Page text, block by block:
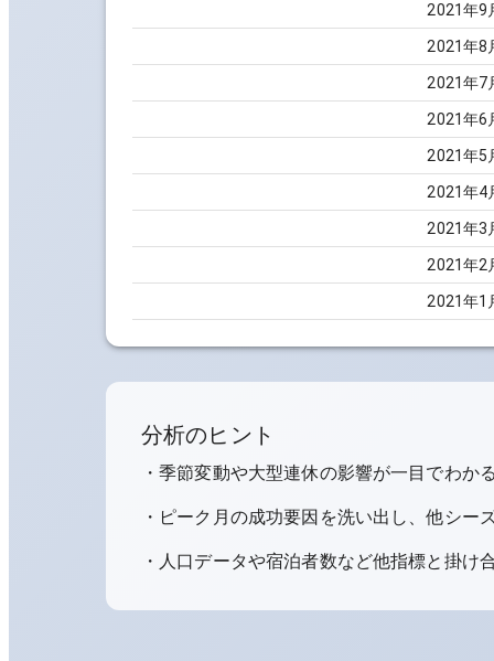
2021年9
2021年8
2021年7
2021年6
2021年5
2021年4
2021年3
2021年2
2021年1
分析のヒント
・季節変動や大型連休の影響が一目でわか
・ピーク月の成功要因を洗い出し、他シー
・人口データや宿泊者数など他指標と掛け